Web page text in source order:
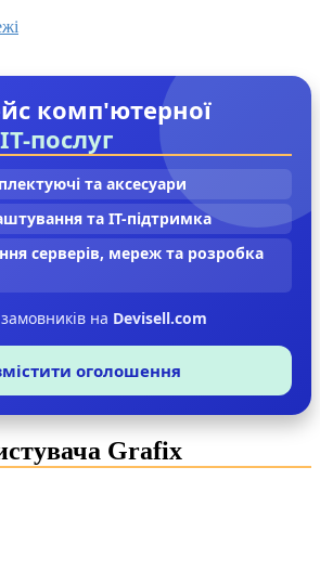
комп'ютерної
послуг
та аксесуари
та IT-підтримка
серверів, мереж та розробка
на Devisell.com
оголошення
Grafix